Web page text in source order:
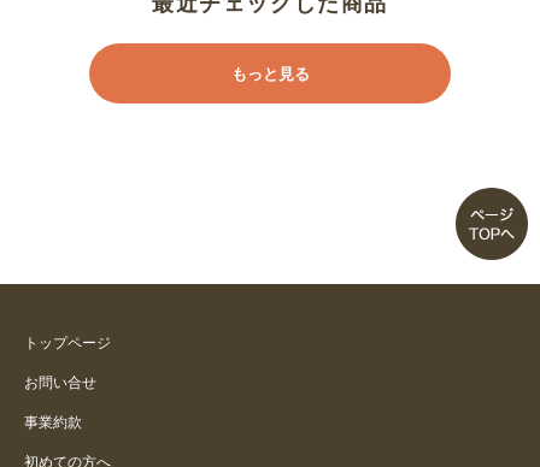
とにかく軽くて扱いやすい
もっと見る
トップページ
お問い合せ
事業約款
初めての方へ